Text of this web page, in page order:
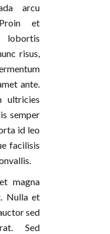
arcu
et
risus,
ante.
ultricies
semper
id leo
facilisis
magna
Nulla et
sed
Sed